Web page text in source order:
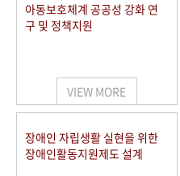
아동보호체계 공공성 강화 연
구 및 정책지원
VIEW MORE
장애인 자립생활 실현을 위한
장애인활동지원제도 설계